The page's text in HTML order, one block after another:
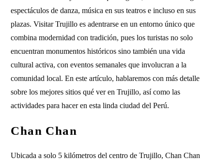
espectáculos de danza, música en sus teatros e incluso en sus
plazas. Visitar Trujillo es adentrarse en un entorno único que
combina modernidad con tradición, pues los turistas no solo
encuentran monumentos históricos sino también una vida
cultural activa, con eventos semanales que involucran a la
comunidad local. En este artículo, hablaremos con más detalle
sobre los mejores sitios qué ver en Trujillo, así como las
actividades para hacer en esta linda ciudad del Perú.
Chan Chan
Ubicada a solo 5 kilómetros del centro de Trujillo, Chan Chan